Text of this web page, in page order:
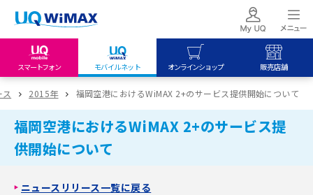
スマートフォン モバイルネット オンラインショップ 販売店舗
my UQ WiMAX
UQ WiMAX ご契約の方
My UQ mobile
UQ mobile ご契約の方
UQ mobile
UQ mobile
オンラインショップ
UQ WiMAX
オンラインショップ
UQ mobile
販売店舗
UQ WiMAX
販売店舗
2015年 福岡空港におけるWiMAX 2+のサービス提供開始について
福岡空港におけるWiMAX 2+のサービス提
供開始について
ニュースリリース一覧に戻る